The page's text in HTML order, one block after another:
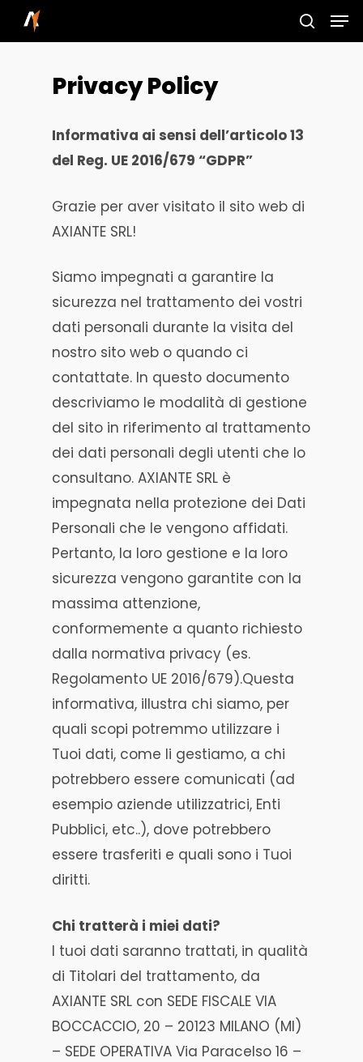
Privacy Policy
Informativa ai sensi dell’articolo 13
del Reg. UE 2016/679 “GDPR”
Grazie per aver visitato il sito web di
AXIANTE SRL!
Siamo impegnati a garantire la
sicurezza nel trattamento dei vostri
dati personali durante la visita del
nostro sito web o quando ci
contattate. In questo documento
descriviamo le modalità di gestione
del sito in riferimento al trattamento
dei dati personali degli utenti che lo
consultano. AXIANTE SRL è
impegnata nella protezione dei Dati
Personali che le vengono affidati.
Pertanto, la loro gestione e la loro
sicurezza vengono garantite con la
massima attenzione,
conformemente a quanto richiesto
dalla normativa privacy (es.
Regolamento UE 2016/679).Questa
informativa, illustra chi siamo, per
quali scopi potremmo utilizzare i
Tuoi dati, come li gestiamo, a chi
potrebbero essere comunicati (ad
esempio aziende utilizzatrici, Enti
Pubblici, etc..), dove potrebbero
essere trasferiti e quali sono i Tuoi
diritti.
Chi tratterà i miei dati?
I tuoi dati saranno trattati, in qualità
di Titolari del trattamento, da
AXIANTE SRL con SEDE FISCALE VIA
BOCCACCIO, 20 – 20123 MILANO (MI)
– SEDE OPERATIVA Via Paracelso 16 –